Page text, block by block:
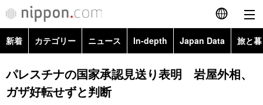
English
简体字
新着 カテゴリー ニュース In-depth Japan Data 旅と
政治・外交
経済・ビジネス
Topics
パレスチナの国家承認見送り表明 岩屋外相、
ガザ好転せずと判断